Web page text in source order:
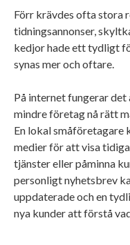
Förr krävdes ofta stora
tidningsannonser,
kedjor hade ett tydligt
synas mer och oftare.
På internet fungerar det
mindre företag nå rätt
En lokal småföretagare
medier för att visa
tjänster eller påminna
personligt nyhetsbrev
uppdaterade och en
nya kunder att förstå